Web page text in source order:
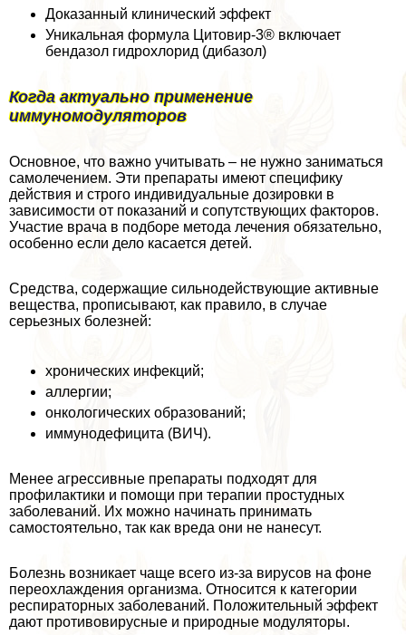
Доказанный клинический эффект
Уникальная формула Цитовир-3® включает
бендазол гидрохлорид (дибазол)
Когда актуально применение
иммуномодуляторов
Основное, что важно учитывать – не нужно заниматься
самолечением. Эти препараты имеют специфику
действия и строго индивидуальные дозировки в
зависимости от показаний и сопутствующих факторов.
Участие врача в подборе метода лечения обязательно,
особенно если дело касается детей.
Средства, содержащие сильнодействующие активные
вещества, прописывают, как правило, в случае
серьезных болезней:
хронических инфекций;
аллергии;
oнкoлoгических образований;
иммунодефицита (ВИЧ).
Менее агрессивные препараты подходят для
профилактики и помощи при терапии простудных
заболеваний. Их можно начинать принимать
самостоятельно, так как вреда они не нанесут.
Болезнь возникает чаще всего из-за вирусов на фоне
переохлаждения организма. Относится к категории
респираторных заболеваний. Положительный эффект
дают противовирусные и природные модуляторы.